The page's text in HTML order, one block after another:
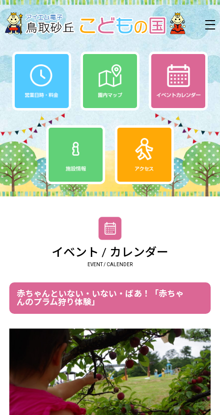
イベント / カレンダー
EVENT / CALENDER
赤ちゃんといない・いない・ばあ！「赤ちゃ
んのプラム狩り体験」